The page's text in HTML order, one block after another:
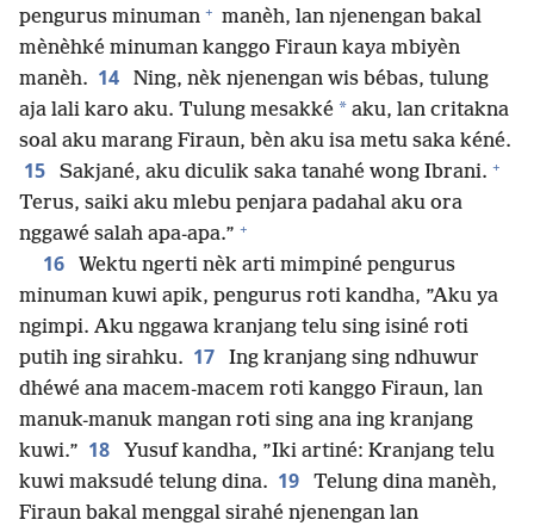
pengurus minuman + manèh, lan njenengan bakal
mènèhké minuman kanggo Firaun kaya mbiyèn
manèh. 14
Ning, nèk njenengan wis bébas, tulung
aja lali karo aku. Tulung mesakké * aku, lan critakna
soal aku marang Firaun, bèn aku isa metu saka kéné.
15 Sakjané, aku diculik saka tanahé wong Ibrani. +
Terus, saiki aku mlebu penjara padahal aku ora
nggawé salah apa-apa.” +
16
Wektu ngerti nèk arti mimpiné pengurus
minuman kuwi apik, pengurus roti kandha, ”Aku ya
ngimpi. Aku nggawa kranjang telu sing isiné roti
putih ing sirahku. 17
Ing kranjang sing ndhuwur
dhéwé ana macem-macem roti kanggo Firaun, lan
manuk-manuk mangan roti sing ana ing kranjang
kuwi.” 18
Yusuf kandha, ”Iki artiné: Kranjang telu
kuwi maksudé telung dina. 19
Telung dina manèh,
Firaun bakal menggal sirahé njenengan lan